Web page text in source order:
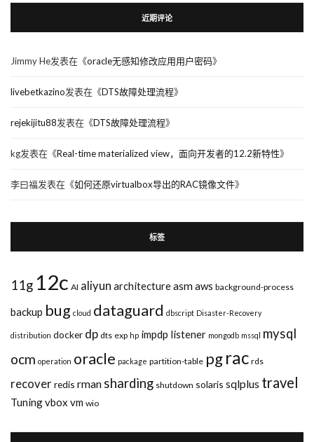
近期评论
Jimmy He发表在《oracle无感知修改应用用户密码》
livebetkazino发表在《DTS故障处理流程》
rejekijitu88发表在《DTS故障处理流程》
kg发表在《Real-time materialized view，面向开发者的12.2新特性》
李曰福发表在《如何还原virtualbox导出的RAC镜像文件》
标签
11g 12c AI aliyun architectureasmaws background-process
backup bug cloud dataguard dbscript Disaster-Recovery
distribution docker dp dts exp hp impdp listener mongodb mssql mysql
ocm operation oracle package partition-table pgrac rds
recover redis rman sharding shutdown solaris sqlplus travel
Tuningvbox vm wio